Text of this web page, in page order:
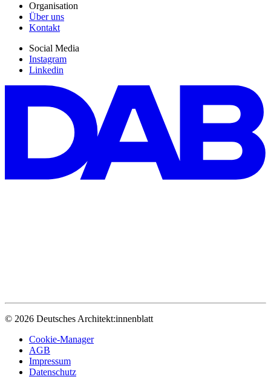
Organisation
Über uns
Kontakt
Social Media
Instagram
Linkedin
© 2026 Deutsches Architekt:innenblatt
Cookie-Manager
AGB
Impressum
Datenschutz